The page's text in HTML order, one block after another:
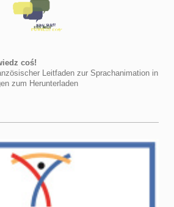
coś!
Leitfaden zur Sprachanimation in
zum Herunterladen